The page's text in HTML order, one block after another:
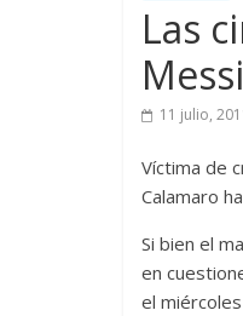
Las
Messi
11 julio,
Víctima de
Calamaro
Si bien el
en
el